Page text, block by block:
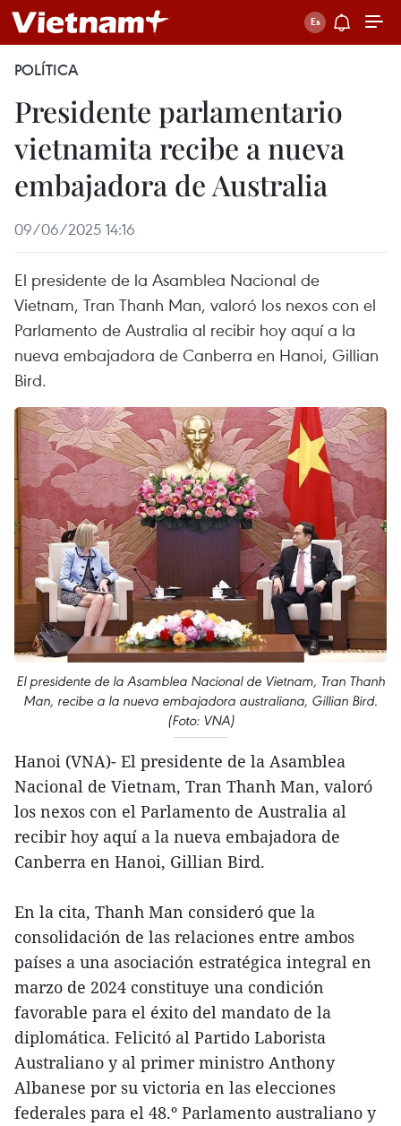
POLÍTICA
Presidente parlamentario
vietnamita recibe a nueva
embajadora de Australia
09/06/2025 14:16
El presidente de la Asamblea Nacional de
Vietnam, Tran Thanh Man, valoró los nexos con el
Parlamento de Australia al recibir hoy aquí a la
nueva embajadora de Canberra en Hanoi, Gillian
Bird.
El presidente de la Asamblea Nacional de Vietnam, Tran Thanh
Man, recibe a la nueva embajadora australiana, Gillian Bird.
(Foto: VNA)
Hanoi (VNA)- El presidente de la Asamblea
Nacional de Vietnam, Tran Thanh Man, valoró
los nexos con el Parlamento de Australia al
recibir hoy aquí a la nueva embajadora de
Canberra en Hanoi, Gillian Bird.
En la cita, Thanh Man consideró que la
consolidación de las relaciones entre ambos
países a una asociación estratégica integral en
marzo de 2024 constituye una condición
favorable para el éxito del mandato de la
diplomática. Felicitó al Partido Laborista
Australiano y al primer ministro Anthony
Albanese por su victoria en las elecciones
federales para el 48.º Parlamento australiano y